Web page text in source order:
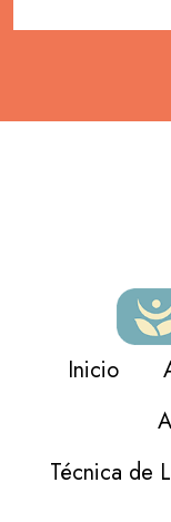
Inicio
Técnica de